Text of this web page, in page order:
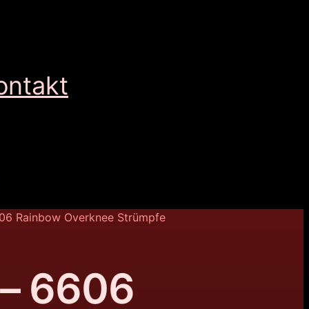
Rainbow Overknee Strümpfe
6606